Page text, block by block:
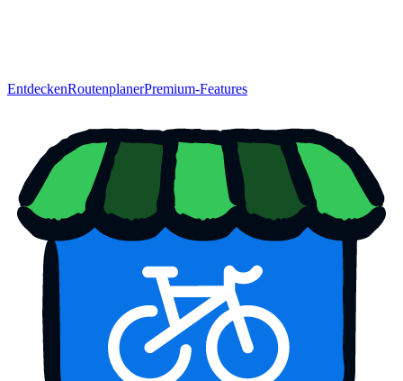
EntdeckenRoutenplanerPremium-Features